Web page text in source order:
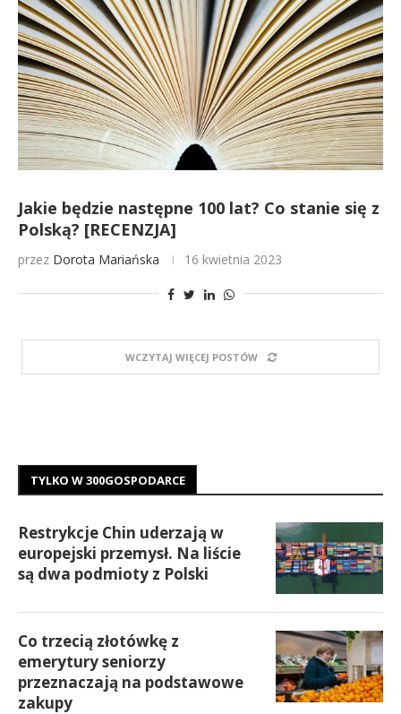
Jakie będzie następne 100 lat? Co stanie się z
Polską? [RECENZJA]
przez Dorota Mariańska 16 kwietnia 2023
WCZYTAJ WIĘCEJ POSTÓW
TYLKO W 300GOSPODARCE
Restrykcje Chin uderzają w
europejski przemysł. Na liście
są dwa podmioty z Polski
Co trzecią złotówkę z
emerytury seniorzy
przeznaczają na podstawowe
zakupy